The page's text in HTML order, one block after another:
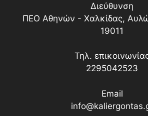
Διεύθυνση
ΠΕΟ Αθηνών - Χαλκίδας,
19011
Τηλ.
2295042523
Email